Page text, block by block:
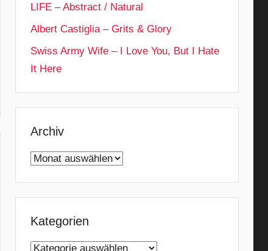
LIFE – Abstract / Natural
Albert Castiglia – Grits & Glory
Swiss Army Wife – I Love You, But I Hate
It Here
Archiv
Archiv
Kategorien
Kategorien